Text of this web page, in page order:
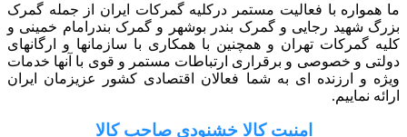
ما همواره با فعالیت مستمر درکلیه گمرکات ایران از جمله گمرک
بزرگ شهید رجایی و گمرک بندر بوشهر و گمرک بندرامام خمینی و
کلیه گمرکات تهران و همچنین با همکاری با سازمانها و ارگانهای
دولتی و خصوصی و برقراری ارتباطات مستمر و قوی با آنها خدمات
ویژه و ارزنده ای به شما فعالان اقتصادی کشور عزیزمان ایران
ارائه نماییم.
امنیت کالا خشنودی صاحب کالا